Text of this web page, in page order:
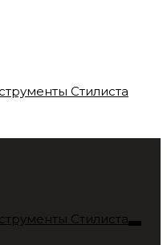
Стилиста
Стилиста